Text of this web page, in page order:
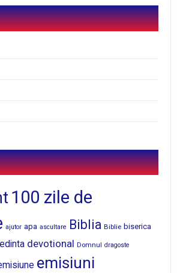
100 zile de
ajutor apa ascultare Biblia Biblie biserica
devotional Domnul dragoste
emisiuni